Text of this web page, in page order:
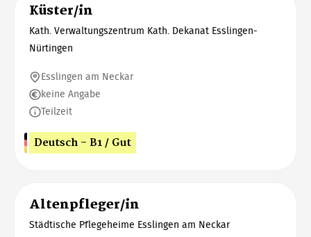
Küster/in
Kath. Verwaltungszentrum Kath. Dekanat Esslingen-
Nürtingen
Esslingen am Neckar
keine Angabe
Teilzeit
Deutsch - B1 / Gut
Altenpfleger/in
Städtische Pflegeheime Esslingen am Neckar